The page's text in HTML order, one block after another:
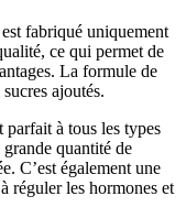
fabriqué uniquement
ce qui permet de
La formule de
ajoutés.
parfait à tous les types
quantité de
C’est également une
réguler les hormones et